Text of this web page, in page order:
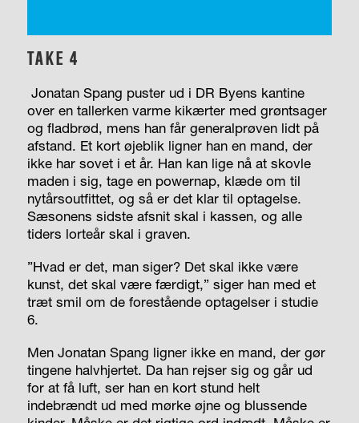
TAKE 4
Jonatan Spang puster ud i DR Byens kantine
over en tallerken varme kikærter med grøntsager
og fladbrød, mens han får generalprøven lidt på
afstand. Et kort øjeblik ligner han en mand, der
ikke har sovet i et år. Han kan lige nå at skovle
maden i sig, tage en powernap, klæde om til
nytårsoutfittet, og så er det klar til optagelse.
Sæsonens sidste afsnit skal i kassen, og alle
tiders lorteår skal i graven.
”Hvad er det, man siger? Det skal ikke være
kunst, det skal være færdigt,” siger han med et
træt smil om de forestående optagelser i studie
6.
Men Jonatan Spang ligner ikke en mand, der gør
tingene halvhjertet. Da han rejser sig og går ud
for at få luft, ser han en kort stund helt
indebrændt ud med mørke øjne og blussende